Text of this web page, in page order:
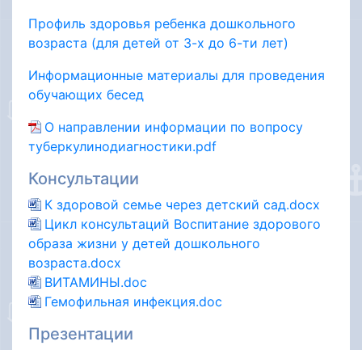
Профиль здоровья ребенка дошкольного
возраста (для детей от 3-х до 6-ти лет)
Информационные материалы для проведения
обучающих бесед
О направлении информации по вопросу
туберкулинодиагностики.pdf
Консультации
К здоровой семье через детский сад.docx
Цикл консультаций Воспитание здорового
образа жизни у детей дошкольного
возраста.docx
ВИТАМИНЫ.doc
Гемофильная инфекция.doc
Презентации